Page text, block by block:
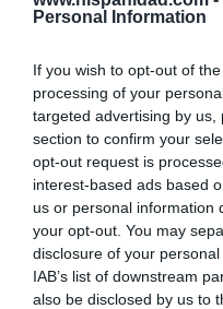
Personal Information
If you wish to opt-out of
processing of your
targeted advertising by
section to confirm your
opt-out request is
interest-based ads based
us or personal information
your opt-out. You may
disclosure of your
IAB’s list of downstream
also be disclosed by us to
desmontar la
cristiano"
por Hispanidad
Artículos anteriores
DIARIO DE LA
Diario de la
Oír se manifiesta
“Pedro Sánchez